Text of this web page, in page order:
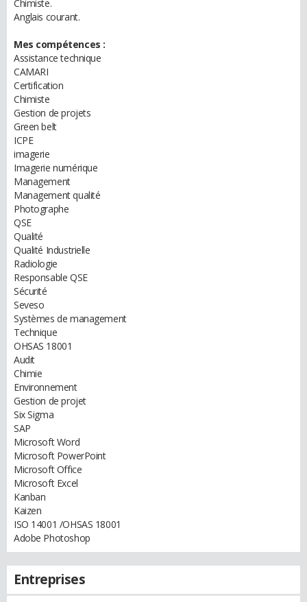
Chimiste.
Anglais courant.
Mes compétences :
Assistance technique
CAMARI
Certification
Chimiste
Gestion de projets
Green belt
ICPE
imagerie
Imagerie numérique
Management
Management qualité
Photographe
QSE
Qualité
Qualité Industrielle
Radiologie
Responsable QSE
Sécurité
Seveso
Systèmes de management
Technique
OHSAS 18001
Audit
Chimie
Environnement
Gestion de projet
Six Sigma
SAP
Microsoft Word
Microsoft PowerPoint
Microsoft Office
Microsoft Excel
Kanban
Kaizen
ISO 14001 /OHSAS 18001
Adobe Photoshop
Entreprises